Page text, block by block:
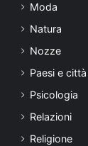
Moda
Natura
Nozze
Paesi e città
Psicologia
Relazioni
Religione